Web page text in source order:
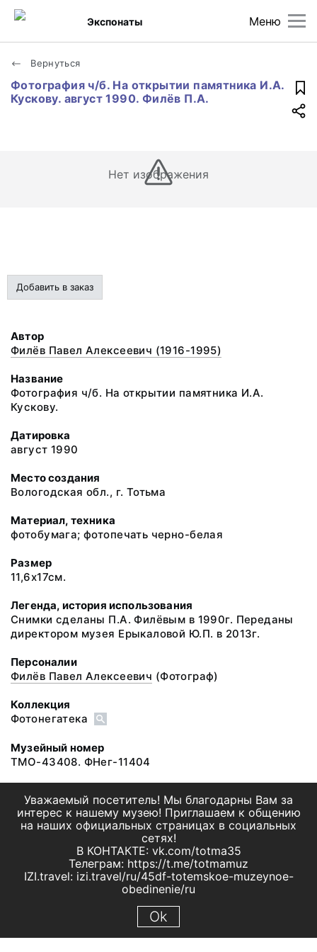
Меню
Экспонаты
Вернуться
Фотография ч/б. На открытии памятника И.А.
Кускову. август 1990. Филёв П.А.
Нет изображения
Добавить в заказ
Автор
Филёв Павел Алексеевич (1916-1995)
Название
Фотография ч/б. На открытии памятника И.А.
Кускову.
Датировка
август 1990
Место создания
Вологодская обл., г. Тотьма
Материал, техника
фотобумага; фотопечать черно-белая
Размер
11,6х17см.
Легенда, история использования
Снимки сделаны П.А. Филёвым в 1990г. Переданы
директором музея Ерыкаловой Ю.П. в 2013г.
Персоналии
Филёв Павел Алексеевич (Фотограф)
Коллекция
Фотонегатека
Музейный номер
ТМО-43408. ФНег-11404
Уважаемый посетитель! Мы благодарны Вам за
интерес к нашему музею! Приглашаем к общению
на наших официальных страницах в социальных
сетях!
В КОНТАКТЕ: vk.com/totma35
Телеграм: https://t.me/totmamuz
IZI.travel: izi.travel/ru/45df-totemskoe-muzeynoe-
obedinenie/ru
Ok